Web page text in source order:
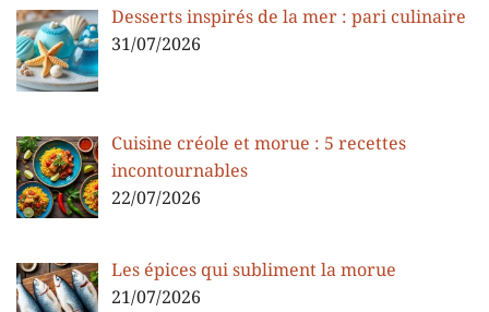
Desserts inspirés de la mer : pari culinaire
31/07/2026
Cuisine créole et morue : 5 recettes
incontournables
22/07/2026
Les épices qui subliment la morue
21/07/2026